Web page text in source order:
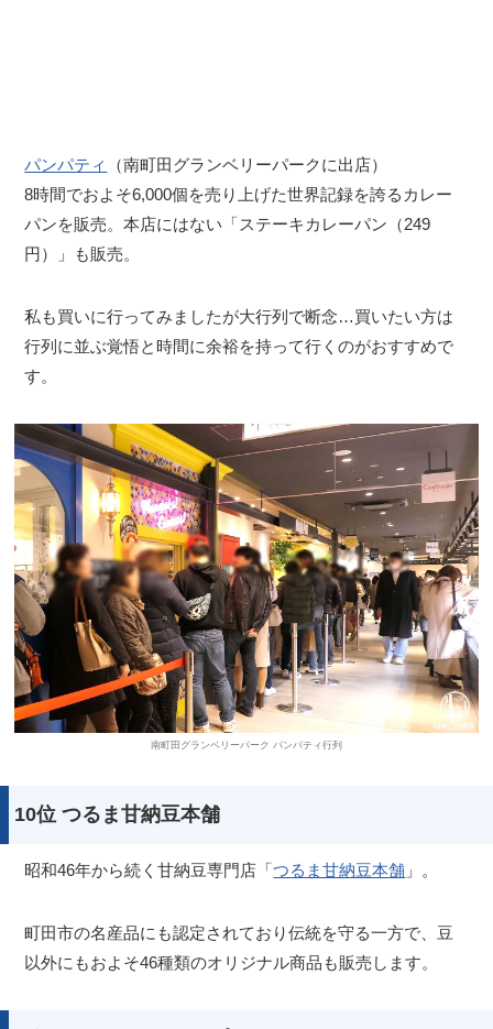
パンパティ
（南町田グランベリーパークに出店）
8時間でおよそ6,000個を売り上げた世界記録を誇るカレー
パンを販売。本店にはない「ステーキカレーパン（249
円）」も販売。
私も買いに行ってみましたが大行列で断念…買いたい方は
行列に並ぶ覚悟と時間に余裕を持って行くのがおすすめで
す。
南町田グランベリーパーク パンパティ行列
10位 つるま甘納豆本舗
昭和46年から続く甘納豆専門店「つるま甘納豆本舗 」。
町田市の名産品にも認定されており伝統を守る一方で、豆
以外にもおよそ46種類のオリジナル商品も販売します。